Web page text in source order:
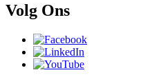
Volg Ons